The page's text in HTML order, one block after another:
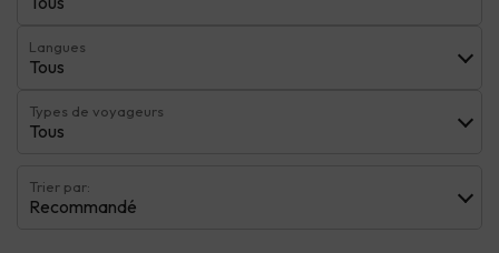
Langues
Tous
Types de voyageurs
Tous
Trier par:
Recommandé